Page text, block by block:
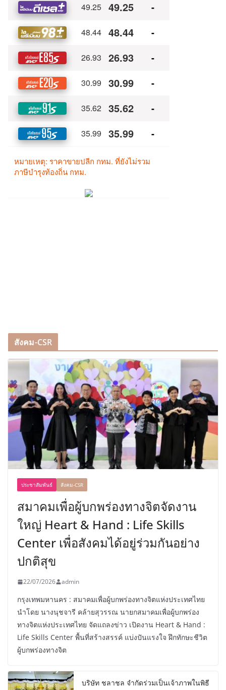
สังคม-CSR
ประชาสัมพันธ์ สังคม-CSR
สมาคมเพื่อผู้บกพร่องทางจิตจัดงาน
ใหญ่ Heart & Hand : Life Skills
Center เพื่อสังคมได้อยู่ร่วมกันอย่าง
ปกติสุข
22/07/2026 admin
กรุงเทพมหานคร : สมาคมเพื่อผู้บกพร่องทางจิตแห่งประเทศไทย
นำโดย นางนุชจารี คล้ายสุวรรณ นายกสมาคมเพื่อผู้บกพร่อง
ทางจิตแห่งประเทศไทย จัดแถลงข่าว เปิดงาน Heart & Hand :
Life Skills Center พื้นที่สร้างสรรค์ แบ่งปันแรงใจ ฝึกทักษะชีวิต
ผู้บกพร่องทางจิต
บริษัท ชลาชล จำกัดร่วมเป็นเจ้าภาพในพิธี